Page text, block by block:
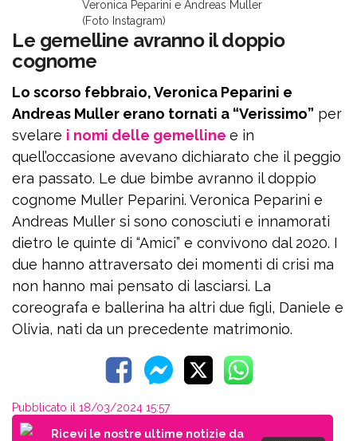
Veronica Peparini e Andreas Muller
(Foto Instagram)
Le gemelline avranno il doppio
cognome
Lo scorso febbraio, Veronica Peparini e
Andreas Muller erano tornati a “Verissimo” per
svelare i nomi delle gemelline e in
quell’occasione avevano dichiarato che il peggio
era passato. Le due bimbe avranno il doppio
cognome Muller Peparini. Veronica Peparini e
Andreas Muller si sono conosciuti e innamorati
dietro le quinte di “Amici” e convivono dal 2020. I
due hanno attraversato dei momenti di crisi ma
non hanno mai pensato di lasciarsi. La
coreografa e ballerina ha altri due figli, Daniele e
Olivia, nati da un precedente matrimonio.
Pubblicato il 18/03/2024 15:57
Ricevi le nostre ultime notizie da